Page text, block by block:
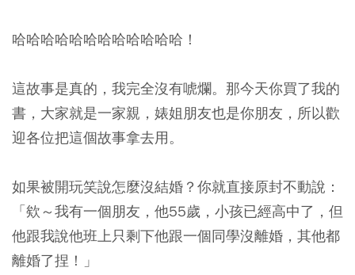
哈哈哈哈哈哈哈哈哈哈哈哈！
這故事是真的，我完全沒有唬爛。那今天你買了我的
書，大家就是一家親，婊姐朋友也是你朋友，所以歡
迎各位把這個故事拿去用。
如果被開玩笑說怎麼沒結婚？你就直接原封不動說：
「欸～我有一個朋友，他55歲，小孩已經高中了，但
他跟我說他班上只剩下他跟一個同學沒離婚，其他都
離婚了捏！」